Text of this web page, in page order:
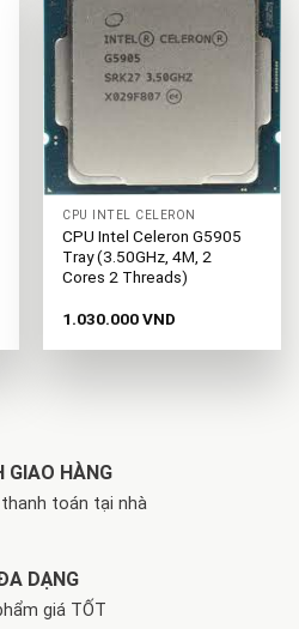
CPU INTEL CELERON
CPU Intel Celeron G5905
Tray (3.50GHz, 4M, 2
Cores 2 Threads)
1.030.000VND
GIAO HÀNG
thanh toán tại nhà
DẠNG
giá TỐT